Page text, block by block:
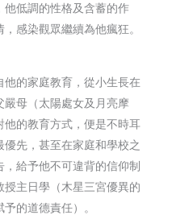
低調的性格及含蓄的作
感染觀眾繼續為他瘋狂。
的家庭教育，從小生長在
嚴母（太陽處女及月亮摩
的教育方式，便是不時耳
先，甚至在家庭和學校之
，給予他不可違背的信仰制
主日學（木星三宮優異的
的道德責任）。